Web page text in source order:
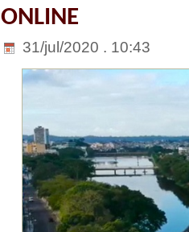
ONLINE
31/jul/2020 . 10:43